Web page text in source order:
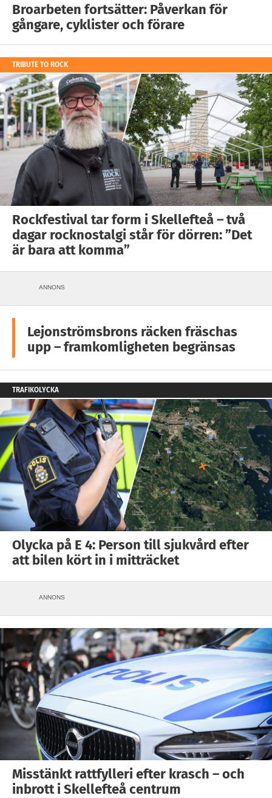
Broarbeten fortsätter: Påverkan för
gångare, cyklister och förare
TRIBUTE TO ROCK
Rockfestival tar form i Skellefteå – två
dagar rocknostalgi står för dörren: ”Det
är bara att komma”
ANNONS
Lejonströmsbrons räcken fräschas
upp – framkomligheten begränsas
TRAFIKOLYCKA
Olycka på E 4: Person till sjukvård efter
att bilen kört in i mitträcket
ANNONS
Misstänkt rattfylleri efter krasch – och
inbrott i Skellefteå centrum